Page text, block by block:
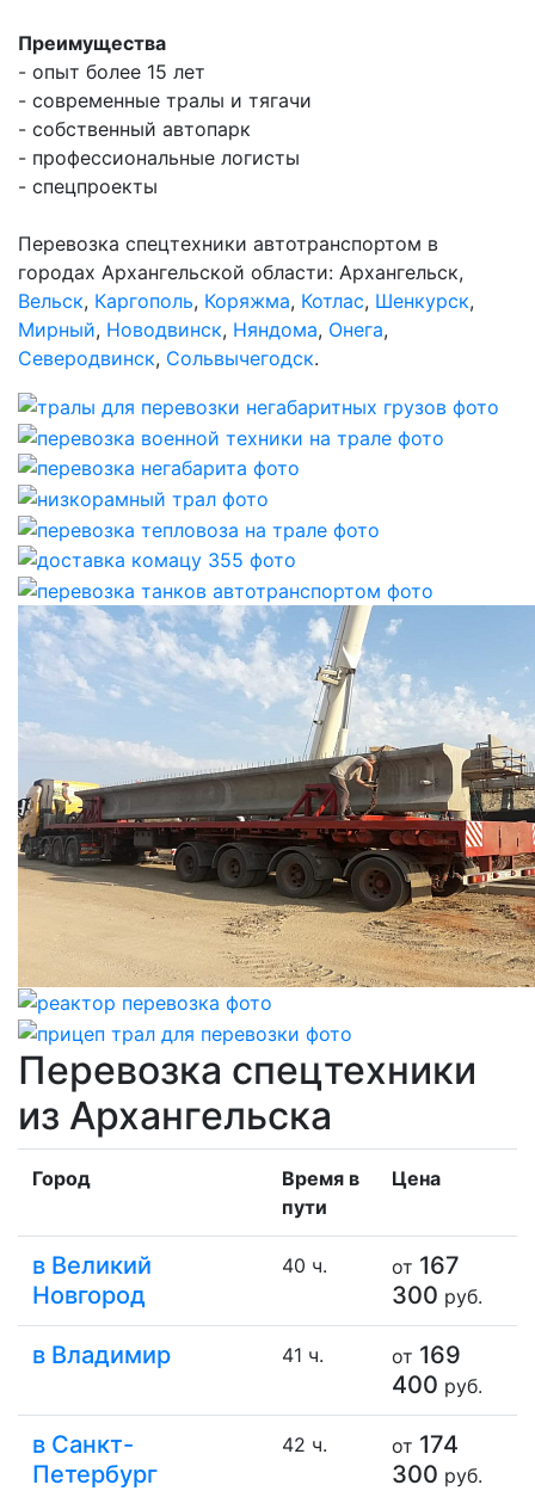
Преимущества
- опыт более 15 лет
- современные тралы и тягачи
- собственный автопарк
- профессиональные логисты
- спецпроекты
Перевозка спецтехники автотранспортом в
городах Архангельской области: Архангельск,
Вельск, Каргополь, Коряжма, Котлас, Шенкурск,
Мирный, Новодвинск, Няндома, Онега,
Северодвинск, Сольвычегодск.
Перевозка спецтехники
из Архангельска
Город
Время в
пути
Цена
в Великий
Новгород
40 ч. от 167
300 руб.
в Владимир 41 ч. от 169
400 руб.
в Санкт-
Петербург
42 ч. от 174
300 руб.